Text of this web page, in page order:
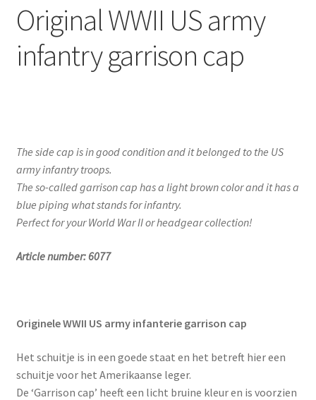
Original WWII US army
infantry garrison cap
The side cap is in good condition and it belonged to the US
army infantry troops.
The so-called garrison cap has a light brown color and it has a
blue piping what stands for infantry.
Perfect for your World War II or headgear collection!
Article number: 6077
Originele WWII US army infanterie garrison cap
Het schuitje is in een goede staat en het betreft hier een
schuitje voor het Amerikaanse leger.
De ‘Garrison cap’ heeft een licht bruine kleur en is voorzien